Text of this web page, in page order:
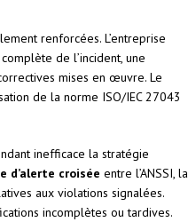
renforcées. L’entreprise
de l’incident, une
mises en œuvre. Le
de la norme ISO/IEC 27043
inefficace la stratégie
d’alerte croisée entre l’ANSSI, la
aux violations signalées.
incomplètes ou tardives.